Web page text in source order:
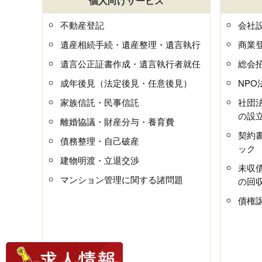
不動産登記
遺産相続手続・遺産整理・遺言執行
遺言公正証書作成・遺言執行者就任
成年後見（法定後見・任意後見）
家族信託・民事信託
離婚協議・財産分与・養育費
債務整理・自己破産
建物明渡・立退交渉
マンション管理に関する諸問題
会社
商業
総会
NPO
社団
の設
契約
ック
未収
の回
債権